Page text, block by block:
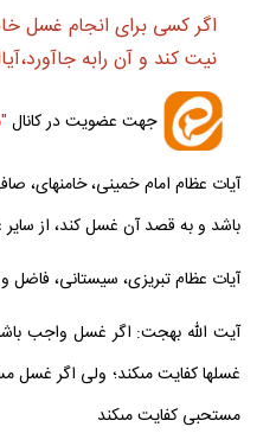
اگر كسى براى انجام غسل
نيت كند و آن رابه
جهت عضويت در كانال
آيات عظام امام خمينى، خامنه‏اى،
باشد و به قصد آن غسل كند، از ساير
آيات عظام تبريزى، سيستانى، فاضل
آيت الله بهجت: اگر غسل واجب
غسل‏ها كفايت مى‏كند؛ ولى اگر غسل
مستحبى كفايت مى‏كند